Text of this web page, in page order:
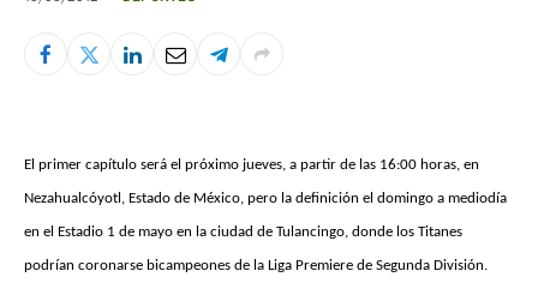
El primer capítulo será el próximo jueves, a partir de las 16:00 horas, en
Nezahualcóyotl, Estado de México, pero la definición el domingo a mediodía
en el Estadio 1 de mayo en la ciudad de Tulancingo, donde los Titanes
podrían coronarse bicampeones de la Liga Premiere de Segunda División.